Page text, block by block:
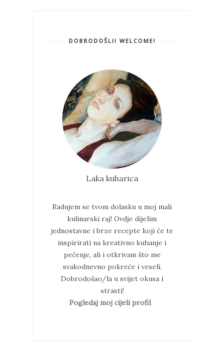
DOBRODOŠLI! WELCOME!
Laka kuharica
Radujem se tvom dolasku u moj mali
kulinarski raj! Ovdje dijelim
jednostavne i brze recepte koji će te
inspirirati na kreativno kuhanje i
pečenje, ali i otkrivam što me
svakodnevno pokreće i veseli.
Dobrodošao/la u svijet okusa i
strasti!
Pogledaj moj cijeli profil